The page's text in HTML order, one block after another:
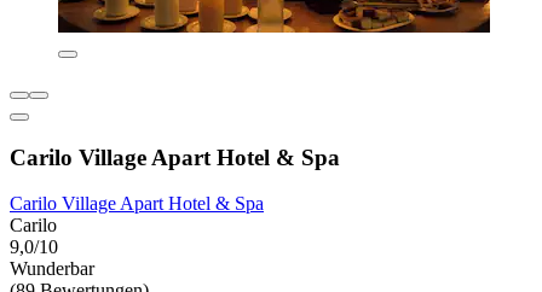
Carilo Village Apart Hotel & Spa
Carilo Village Apart Hotel & Spa
Carilo
9,0/10
Wunderbar